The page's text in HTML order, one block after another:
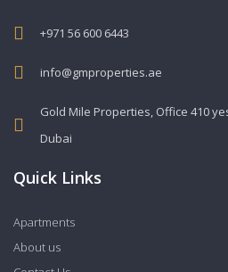
+971 56 600 6443
info@gmproperties.ae
Gold Mile Properties, Office 410
Dubai
Quick Links
Apartments
About us